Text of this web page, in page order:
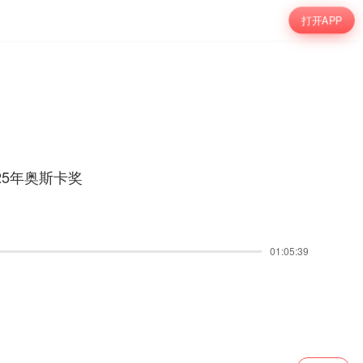
打开APP
年奥斯卡奖
01:05:39